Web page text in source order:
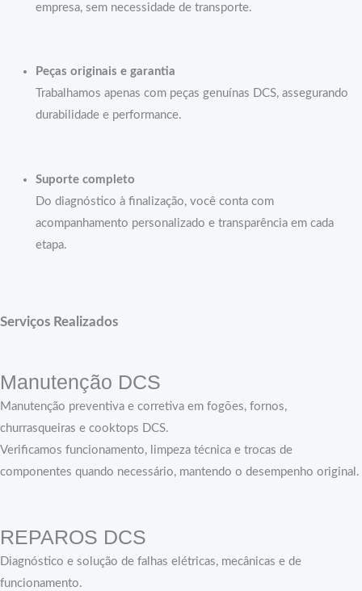
empresa, sem necessidade de transporte.
Peças originais e garantia
Trabalhamos apenas com peças genuínas DCS, assegurando
durabilidade e performance.
Suporte completo
Do diagnóstico à finalização, você conta com
acompanhamento personalizado e transparência em cada
etapa.
Serviços Realizados
Manutenção DCS
Manutenção preventiva e corretiva em fogões, fornos,
churrasqueiras e cooktops DCS.
Verificamos funcionamento, limpeza técnica e trocas de
componentes quando necessário, mantendo o desempenho original.
REPAROS DCS
Diagnóstico e solução de falhas elétricas, mecânicas e de
funcionamento.